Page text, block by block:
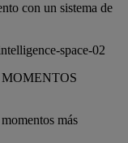
con un sistema de
más